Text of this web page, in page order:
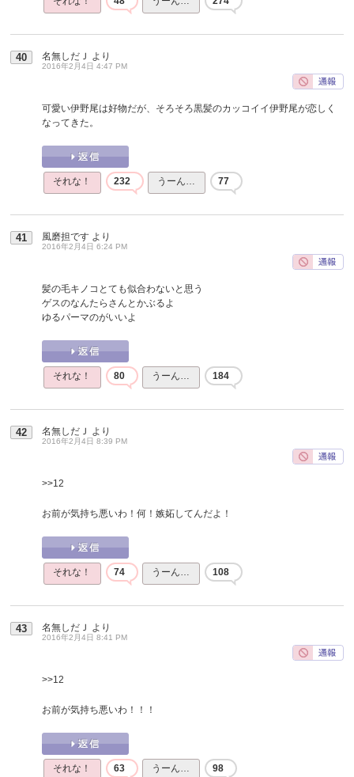
40 名無しだＪ より
2016年2月4日 4:47 PM
可愛い伊野尾は好物だが、そろそろ黒髪のカッコイイ伊野尾が恋しく
なってきた。
それな！ 232 うーん… 77
41 風磨担です より
2016年2月4日 6:24 PM
髪の毛キノコとても似合わないと思う
ゲスのなんたらさんとかぶるよ
ゆるパーマのがいいよ
それな！ 80 うーん… 184
42 名無しだＪ より
2016年2月4日 8:39 PM
>>12
お前が気持ち悪いわ！何！嫉妬してんだよ！
それな！ 74 うーん… 108
43 名無しだＪ より
2016年2月4日 8:41 PM
>>12
お前が気持ち悪いわ！！！
それな！ 63 うーん… 98